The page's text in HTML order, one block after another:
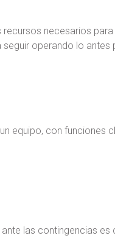
necesarios para
operando lo antes
equipo, con funciones
las contingencias